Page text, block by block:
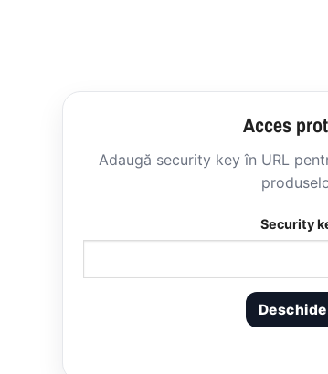
Acces
Adaugă security key în URL
Security
Deschide